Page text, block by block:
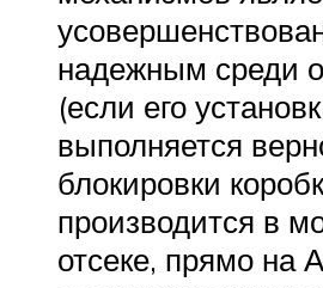
надежным среди
(если его
выполняется
блокировки
производится в
отсеке, прямо на